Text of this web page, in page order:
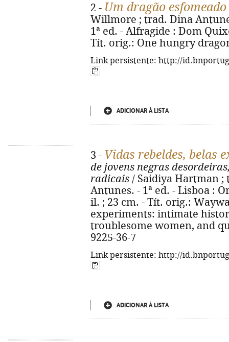
2 - Um dragão esfomeado
Willmore ; trad. Dina
1ª ed. - Alfragide : Dom
Tít. orig.: One hungry
Link persistente: http://
ADICIONAR À LISTA
3 - Vidas rebeldes, belas
de jovens negras
radicais / Saidiya Hartman ;
Antunes. - 1ª ed. - Lisboa :
il. ; 23 cm. - Tít. orig.:
experiments: intimate
troublesome women, and
9225-36-7
Link persistente: http://
ADICIONAR À LISTA